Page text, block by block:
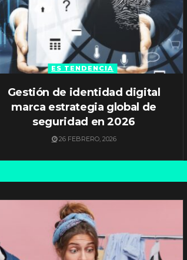
ES TENDENCIA
Gestión de identidad digital
marca estrategia global de
seguridad en 2026
26 FEBRERO, 2026